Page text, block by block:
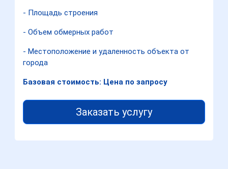
- Площадь строения
- Объем обмерных работ
- Местоположение и удаленность объекта от
города
Базовая стоимость: Цена по запросу
Заказать услугу